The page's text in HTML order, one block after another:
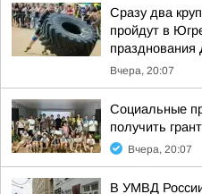
Сразу два
пройдут в
празднования
Вчера, 20:07
Социальные
получить
Вчера, 20:07
В УМВД